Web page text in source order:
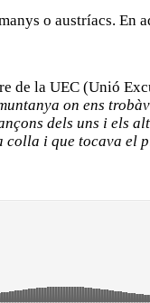
o austríacs. En
de la UEC (Unió
on ens
dels uns i els
i que tocava el